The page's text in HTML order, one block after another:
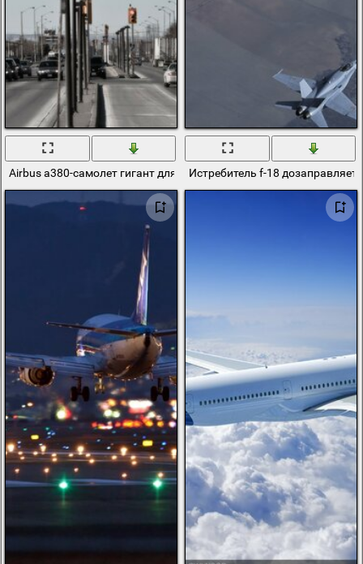
Airbus a380-самолет гигант для пассижиров
Истребитель f-18